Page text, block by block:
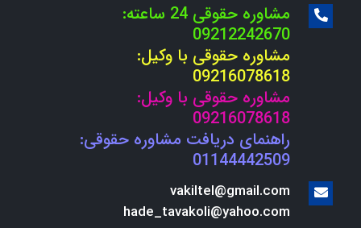
مشاوره حقوقی 24 ساعته:
09212242670
مشاوره حقوقی با وکیل:
09216078618
مشاوره حقوقی با وکیل:
09216078618
راهنمای دریافت مشاوره حقوقی:
01144442509
vakiltel@gmail.com
hade_tavakoli@yahoo.com